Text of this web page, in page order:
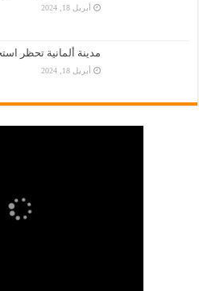
أبريل 18, 2024
مدينة ألمانية تحظر
أبريل 18, 2024